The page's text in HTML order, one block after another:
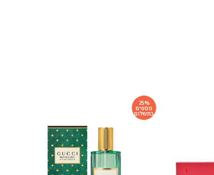
25%
נוספים
בתשלום